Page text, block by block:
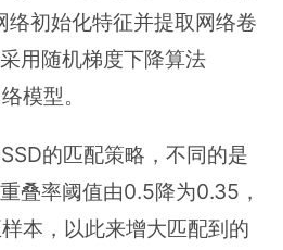
络初始化特征并提取网络卷
用随机梯度下降算法
模型。
的匹配策略，不同的是
叠率阈值由0.5降为0.35，
本，以此来增大匹配到的